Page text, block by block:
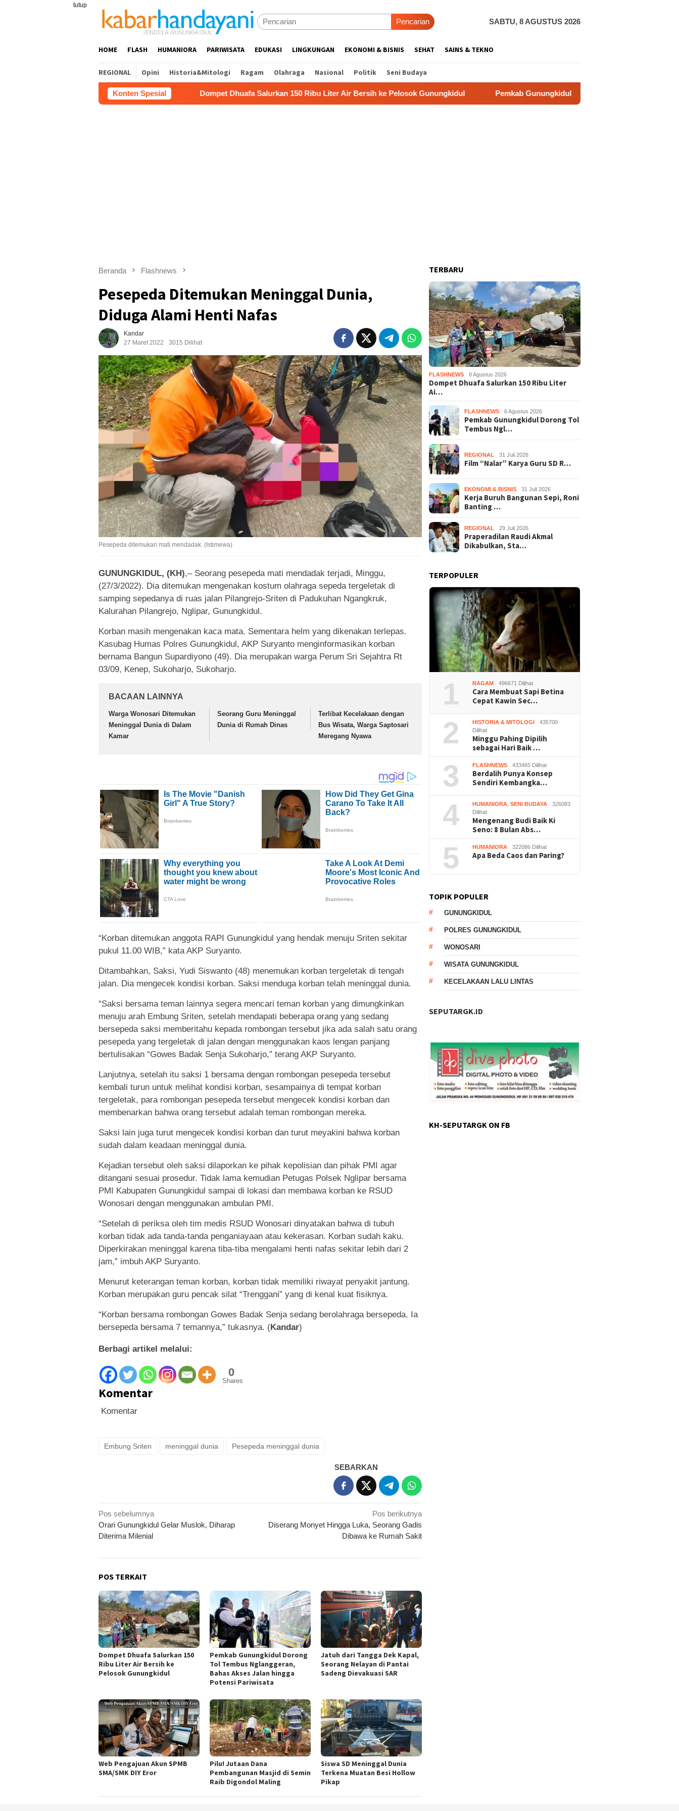
tutup
Pencarian SABTU, 8 AGUSTUS 2026
HOME FLASH HUMANIORA PARIWISATA EDUKASI LINGKUNGAN EKONOMI & BISNIS SEHAT SAINS & TEKNO
REGIONAL Opini Historia&Mitologi Ragam Olahraga Nasional Politik Seni Budaya
Konten SpesialDompet Dhuafa Salurkan 150 Ribu Liter Air Bersih ke Pelosok Gunungkidul Pemkab Gunungkidul Dorong Tol Tembus Nglanggeran, Bahas
Beranda Flashnews
Pesepeda Ditemukan Meninggal Dunia,
Diduga Alami Henti Nafas
Kandar
27 Maret 2022
3015 Dilihat
Pesepeda ditemukan mati mendadak. (Istimewa)
GUNUNGKIDUL, (KH),– Seorang pesepeda mati mendadak terjadi, Minggu,
(27/3/2022). Dia ditemukan mengenakan kostum olahraga sepeda tergeletak di
samping sepedanya di ruas jalan Pilangrejo-Sriten di Padukuhan Ngangkruk,
Kalurahan Pilangrejo, Nglipar, Gunungkidul.
Korban masih mengenakan kaca mata. Sementara helm yang dikenakan terlepas.
Kasubag Humas Polres Gunungkidul, AKP Suryanto menginformasikan korban
bernama Bangun Supardiyono (49). Dia merupakan warga Perum Sri Sejahtra Rt
03/09, Kenep, Sukoharjo, Sukoharjo.
BACAAN LAINNYA
Warga Wonosari Ditemukan
Meninggal Dunia di Dalam
Kamar
Seorang Guru Meninggal
Dunia di Rumah Dinas
Terlibat Kecelakaan dengan
Bus Wisata, Warga Saptosari
Meregang Nyawa
“Korban ditemukan anggota RAPI Gunungkidul yang hendak menuju Sriten sekitar
pukul 11.00 WIB,” kata AKP Suryanto.
Ditambahkan, Saksi, Yudi Siswanto (48) menemukan korban tergeletak di tengah
jalan. Dia mengecek kondisi korban. Saksi menduga korban telah meninggal dunia.
“Saksi bersama teman lainnya segera mencari teman korban yang dimungkinkan
menuju arah Embung Sriten, setelah mendapati beberapa orang yang sedang
bersepeda saksi memberitahu kepada rombongan tersebut jika ada salah satu orang
pesepeda yang tergeletak di jalan dengan menggunakan kaos lengan panjang
bertulisakan “Gowes Badak Senja Sukoharjo,” terang AKP Suryanto.
Lanjutnya, setelah itu saksi 1 bersama dengan rombongan pesepeda tersebut
kembali turun untuk melihat kondisi korban, sesampainya di tempat korban
tergeletak, para rombongan pesepeda tersebut mengecek kondisi korban dan
membenarkan bahwa orang tersebut adalah teman rombongan mereka.
Saksi lain juga turut mengecek kondisi korban dan turut meyakini bahwa korban
sudah dalam keadaan meninggal dunia.
Kejadian tersebut oleh saksi dilaporkan ke pihak kepolisian dan pihak PMI agar
ditangani sesuai prosedur. Tidak lama kemudian Petugas Polsek Nglipar bersama
PMI Kabupaten Gunungkidul sampai di lokasi dan membawa korban ke RSUD
Wonosari dengan menggunakan ambulan PMI.
“Setelah di periksa oleh tim medis RSUD Wonosari dinyatakan bahwa di tubuh
korban tidak ada tanda-tanda penganiayaan atau kekerasan. Korban sudah kaku.
Diperkirakan meninggal karena tiba-tiba mengalami henti nafas sekitar lebih dari 2
jam,” imbuh AKP Suryanto.
Menurut keterangan teman korban, korban tidak memiliki riwayat penyakit jantung.
Korban merupakan guru pencak silat “Trenggani” yang di kenal kuat fisiknya.
“Korban bersama rombongan Gowes Badak Senja sedang berolahraga bersepeda. Ia
bersepeda bersama 7 temannya,” tukasnya. (Kandar)
Berbagi artikel melalui:
0
Shares
Komentar
Komentar
Embung Sriten meninggal dunia Pesepeda meninggal dunia
SEBARKAN
Navigasi
pos
Pos sebelumnya
Orari Gunungkidul Gelar Muslok, Diharap
Diterima Milenial
Pos berikutnya
Diserang Monyet Hingga Luka, Seorang Gadis
Dibawa ke Rumah Sakit
POS TERKAIT
Dompet Dhuafa Salurkan 150
Ribu Liter Air Bersih ke
Pelosok Gunungkidul
Pemkab Gunungkidul Dorong
Tol Tembus Nglanggeran,
Bahas Akses Jalan hingga
Potensi Pariwisata
Jatuh dari Tangga Dek Kapal,
Seorang Nelayan di Pantai
Sadeng Dievakuasi SAR
Web Pengajuan Akun SPMB
SMA/SMK DIY Eror
Pilu! Jutaan Dana
Pembangunan Masjid di Semin
Raib Digondol Maling
Siswa SD Meninggal Dunia
Terkena Muatan Besi Hollow
Pikap
TERBARU
FLASHNEWS 8 Agustus 2026
Dompet Dhuafa Salurkan 150 Ribu Liter
Ai…
FLASHNEWS 6 Agustus 2026
Pemkab Gunungkidul Dorong Tol
Tembus Ngl…
REGIONAL 31 Juli 2026
Film “Nalar” Karya Guru SD R…
EKONOMI & BISNIS 31 Juli 2026
Kerja Buruh Bangunan Sepi, Roni
Banting …
REGIONAL 29 Juli 2026
Praperadilan Raudi Akmal
Dikabulkan, Sta…
TERPOPULER
1 RAGAM 496671 Dilihat
Cara Membuat Sapi Betina
Cepat Kawin Sec…
2 HISTORIA & MITOLOGI
435700
Dilihat
Minggu Pahing Dipilih
sebagai Hari Baik …
3 FLASHNEWS 433465 Dilihat
Berdalih Punya Konsep
Sendiri Kembangka…
4 HUMANIORA ,SENI BUDAYA
326083
Dilihat
Mengenang Budi Baik Ki
Seno: 8 Bulan Abs…
5 HUMANIORA 322086 Dilihat
Apa Beda Caos dan Paring?
TOPIK POPULER
GUNUNGKIDUL
POLRES GUNUNGKIDUL
WONOSARI
WISATA GUNUNGKIDUL
KECELAKAAN LALU LINTAS
SEPUTARGK.ID
KH-SEPUTARGK ON FB